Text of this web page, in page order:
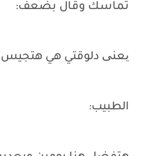
تماسك وقال بضعف:
یعنی دلوقتي هي هتجيس
الطبيب: